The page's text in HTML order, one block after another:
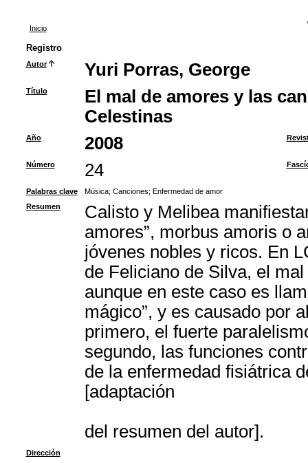
Inicio
Registro
Autor Yuri Porras, George
Título
El mal de amores y las
Celestinas
Año 2008
Número 24
Palabras clave Música; Canciones; Enfermedad de amor
Resumen
Calisto y Melibea
amores”, morbus amoris o
jóvenes nobles y ricos. En
de Feliciano de Silva, el
aunque en este caso es
mágico”, y es causado por
primero, el fuerte
segundo, las funciones
de la enfermedad fisiátrica
[adaptación
del resumen del autor].
Dirección